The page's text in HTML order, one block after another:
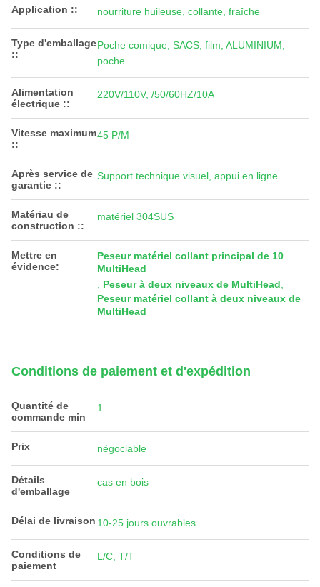
Application :: nourriture huileuse, collante, fraîche
Type d'emballage
::
Poche comique, SACS, film, ALUMINIUM,
poche
Alimentation
électrique ::
220V/110V, /50/60HZ/10A
Vitesse maximum
::
45 P/M
Après service de
garantie ::
Support technique visuel, appui en ligne
Matériau de
construction ::
matériel 304SUS
Mettre en
évidence:
Peseur matériel collant principal de 10
MultiHead
Peseur à deux niveaux de MultiHead
Peseur matériel collant à deux niveaux de
MultiHead
Conditions de paiement et d'expédition
Quantité de
commande min
1
Prix négociable
Détails
d'emballage
cas en bois
Délai de livraison 10-25 jours ouvrables
Conditions de
paiement
L/C, T/T